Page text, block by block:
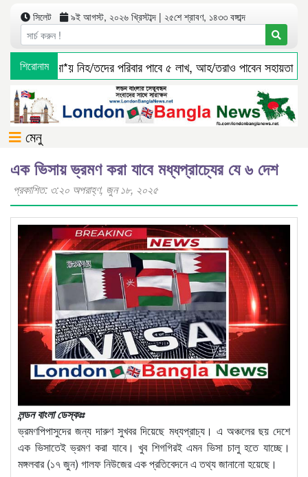
সিলেট ৯ই আগস্ট, ২০২৬ খ্রিস্টাব্দ | ২৫শে শ্রাবণ, ১৪৩৩ বঙ্গাব্দ
শিরোনাম
বাস দুর্ঘ*টনা*য় নিহ/তদের পরিবার পাবে ৫ লাখ, আহ/তরাও পাবেন সহায়তা
মেনু
এক ভিসায় ভ্রমণ করা যাবে মধ্যপ্রাচ্যের যে ৬ দেশ
প্রকাশিত: ৩:২০ অপরাহ্ণ, জুন ১৮, ২০২৫
লন্ডন বাংলা ডেস্কঃঃ
ভ্রমণপিপাসুদের জন্য দারুণ সুখবর দিয়েছে মধ্যপ্রাচ্য। এ অঞ্চলের ছয় দেশে
এক ভিসাতেই ভ্রমণ করা যাবে। খুব শিগগিরই এমন ভিসা চালু হতে যাচ্ছে।
মঙ্গলবার (১৭ জুন) গালফ নিউজের এক প্রতিবেদনে এ তথ্য জানানো হয়েছে।